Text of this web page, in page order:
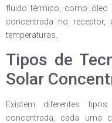
fluido térmico, como óleo
concentrada no
temperaturas.
Tipos de
Solar
Existem diferentes
concentrada, cada uma